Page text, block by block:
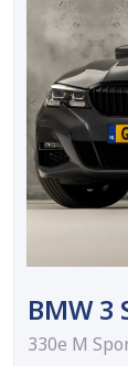
BMW 3
330e M